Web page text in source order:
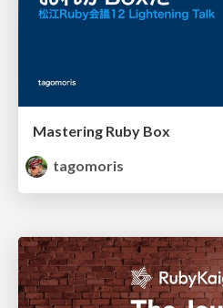
Mastering Ruby Box
tagomoris